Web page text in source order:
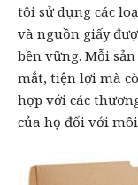
tôi sử dụng các
và nguồn giấy
bền vững. Mỗi
mắt, tiện lợi mà
hợp với các
của họ đối với